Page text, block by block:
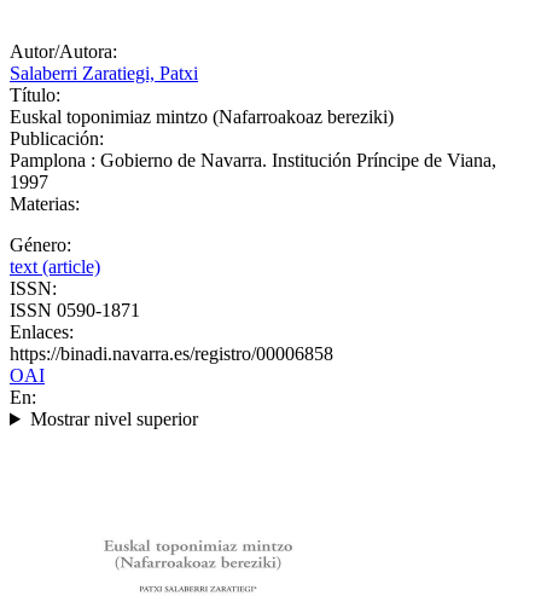
Autor/Autora:
Salaberri Zaratiegi, Patxi
Título:
Euskal toponimiaz mintzo (Nafarroakoaz bereziki)
Publicación:
Pamplona : Gobierno de Navarra. Institución Príncipe de Viana,
1997
Materias:
Género:
text (article)
ISSN:
ISSN 0590-1871
Enlaces:
https://binadi.navarra.es/registro/00006858
OAI
En:
Mostrar nivel superior